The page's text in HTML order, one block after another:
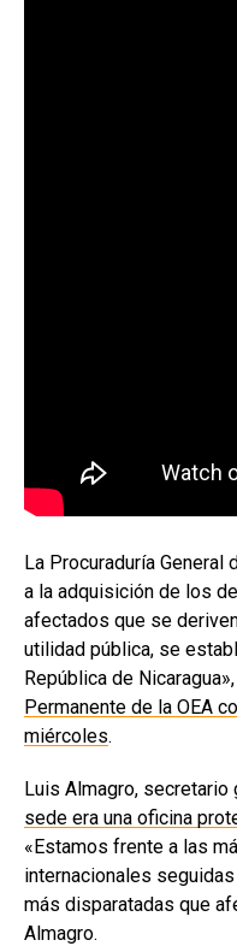
La Procuraduría General
a la adquisición de los
afectados que se
utilidad pública, se
República de
Permanente de la OEA
miércoles.
Luis Almagro, secretario
sede era una oficina
«Estamos frente a las
internacionales
más disparatadas que
Almagro.